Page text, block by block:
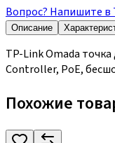
Вопрос? Напишите в
Описание
TP-Link Omada
Controller, PoE,
Похожие